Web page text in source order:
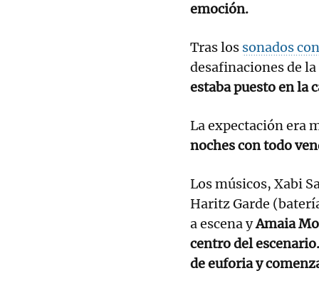
emoción.
Tras los sonados
desafinaciones de
estaba puesto en la
La expectación era
noches con todo
Los músicos, Xabi
Haritz Garde
a escena yAmaia
centro del
de euforia y